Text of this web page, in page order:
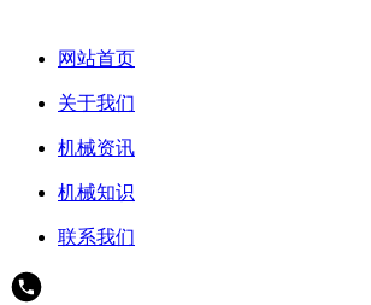
网站首页
关于我们
机械资讯
机械知识
联系我们